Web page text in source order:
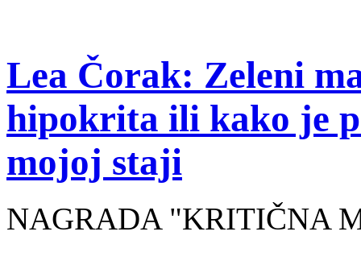
Lea Čorak: Zeleni
hipokrita ili kako je
mojoj staji
NAGRADA "KRITIČNA